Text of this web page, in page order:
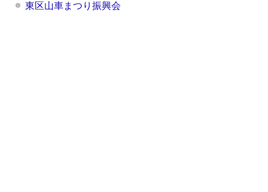
東区山車まつり振興会